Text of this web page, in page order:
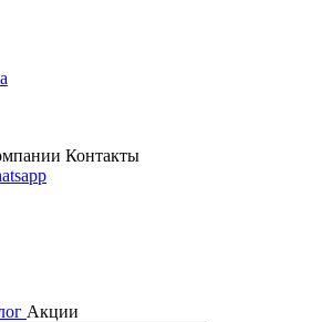
Контакты
Акции